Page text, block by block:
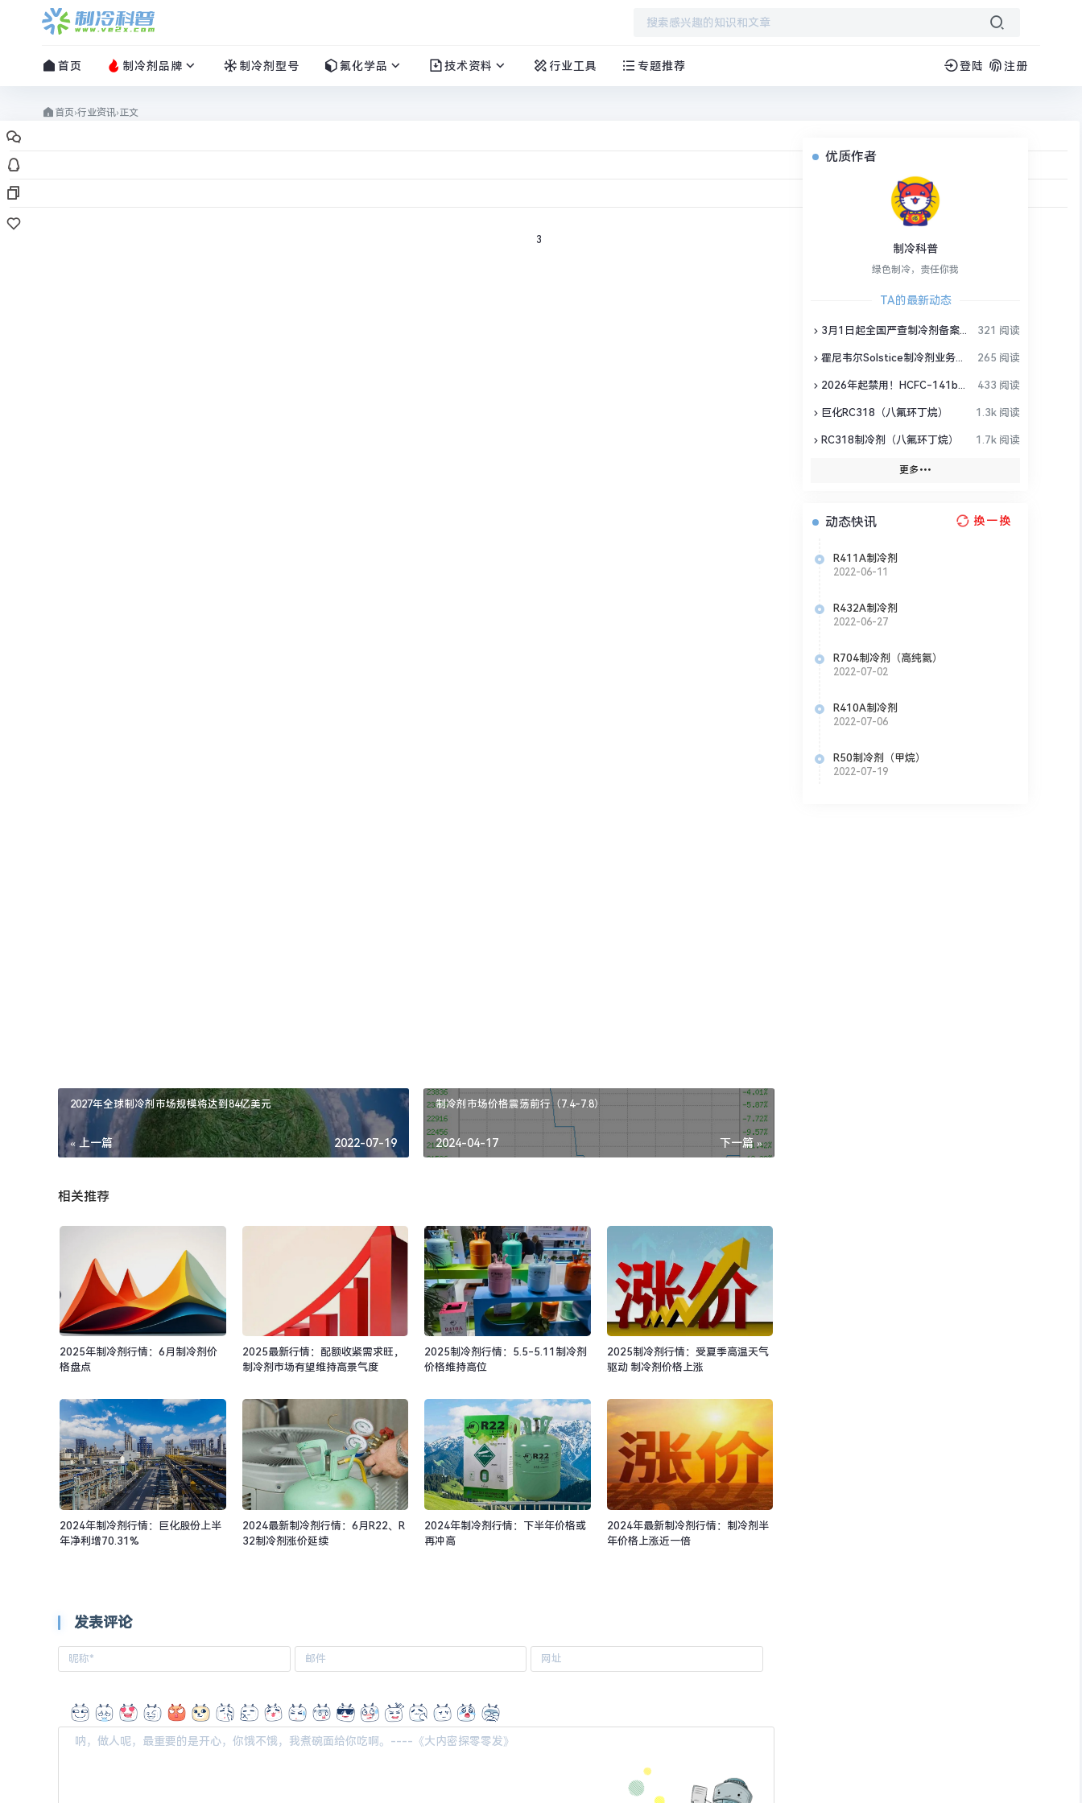
首页 制冷剂品牌 制冷剂型号 氟化学品 技术资料 行业工具 专题推荐 登陆 注册
首页›行业资讯›正文
3
2027年全球制冷剂市场规模将达到84亿美元
« 上一篇 2022-07-19
制冷剂市场价格震荡前行（7.4-7.8）
下一篇 »
2024-04-17
相关推荐
2025年制冷剂行情：6月制冷剂价
格盘点
2025最新行情：配额收紧需求旺，
制冷剂市场有望维持高景气度
2025制冷剂行情：5.5-5.11制冷剂
价格维持高位
2025制冷剂行情：受夏季高温天气
驱动 制冷剂价格上涨
2024年制冷剂行情：巨化股份上半
年净利增70.31%
2024最新制冷剂行情：6月R22、R
32制冷剂涨价延续
2024年制冷剂行情：下半年价格或
再冲高
2024年最新制冷剂行情：制冷剂半
年价格上涨近一倍
发表评论
优质作者
制冷科普
绿色制冷，责任你我
TA的最新动态
3月1日起全国严查制冷剂备案，行业洗牌加速 321 阅读
霍尼韦尔Solstice制冷剂业务独立，制冷剂产品会变吗？ 265 阅读
2026年起禁用！HCFC-141b替代方案全盘点 433 阅读
巨化RC318（八氟环丁烷） 1.3k 阅读
RC318制冷剂（八氟环丁烷） 1.7k 阅读
更多
动态快讯 换一换
R411A制冷剂
2022-06-11
R432A制冷剂
2022-06-27
R704制冷剂（高纯氦）
2022-07-02
R410A制冷剂
2022-07-06
R50制冷剂（甲烷）
2022-07-19